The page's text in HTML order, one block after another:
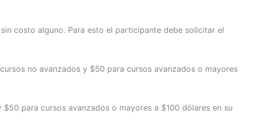
costo alguno. Para esto el participante debe solicitar el
no avanzados y $50 para cursos avanzados o mayores
para cursos avanzados o mayores a $100 dólares en su